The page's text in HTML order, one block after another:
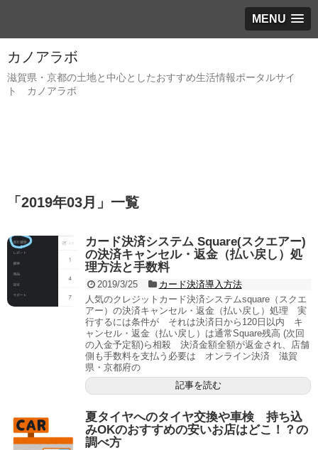
MENU
カノアラボ
滋賀県・京都の土地と中心としたおすすめ生活情報ポータルサイ
ト カノアラボ
「 2019年03月 」 一覧
カード決済システム Square(スクエアー)
の決済キャンセル・返金（払い戻し）処
理方法と手数料
2019/3/25
カード決済導入方法
人気のクレジットカード決済システムsquare（スクエ
アー）の決済キャンセル・返金（払い戻し）処理 実
行するには条件が それは決済日から120日以内 キ
ャンセル・返金（払い戻し）は通常Square残高 (次回
の入金予定額)ら相殺 決済金額全額が返金され、店舗
側も手数料を支払う必要は オンライン決済 滋賀
県・京都府の
記事を読む
夏タイヤへのタイヤ交換や車検 持ち込
みOKのおすすめの安いお店はどこ！？の
調べ方